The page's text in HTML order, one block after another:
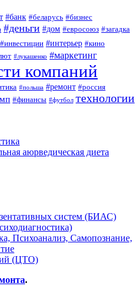
#банк #беларусь #бизнес
#деньги #дом #евросоюз #загадка
#инвестиции #интерьер #кино
#лукашенко #маркетинг
компаний
#польша #ремонт #россия
#финансы #футбол технологии
аюрведическая диета
систем (БИАС)
Психоанализ, Самопознание,
(ЦТО)
.